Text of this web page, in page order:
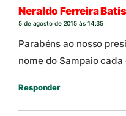
Neraldo Ferreira
5 de agosto de 2015 às 14:35
Parabéns ao nosso
nome do Sampaio
Responder